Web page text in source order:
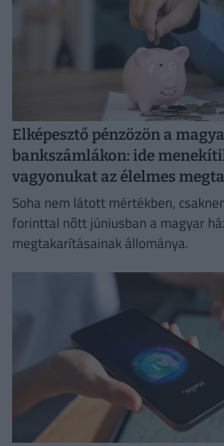
Elképesztő pénzözön a
bankszámlákon: ide
vagyonukat az élelmes
Soha nem látott mértékben,
forinttal nőtt júniusban a magyar
megtakarításainak állománya.